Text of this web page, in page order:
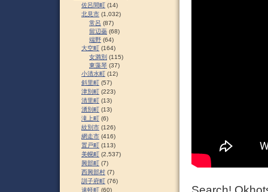
佐呂間町 (14)
北見市 (1,032)
常呂 (87)
留辺蘂 (68)
端野 (64)
大空町 (164)
女満別 (115)
東藻琴 (37)
小清水町 (12)
斜里町 (57)
津別町 (223)
清里町 (13)
湧別町 (13)
滝上町 (6)
紋別市 (126)
網走市 (416)
置戸町 (113)
美幌町 (2,537)
興部町 (7)
西興部村 (7)
訓子府町 (76)
遠軽町 (60)